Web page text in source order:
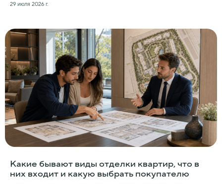
29 июля 2026 г.
Какие бывают виды отделки квартир, что в
них входит и какую выбрать покупателю